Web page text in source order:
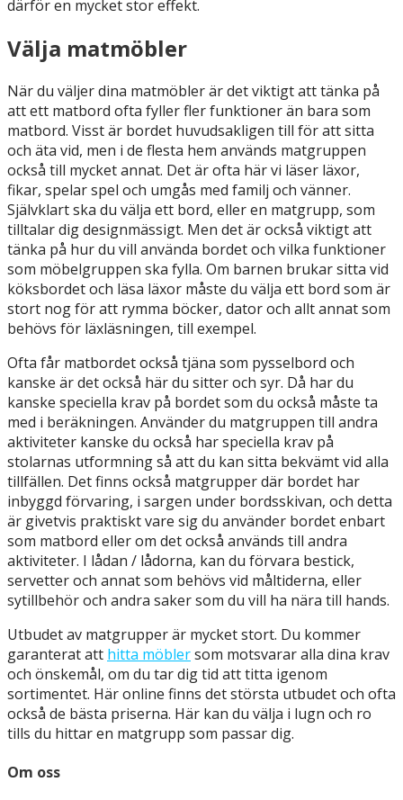
därför en mycket stor effekt.
Välja matmöbler
När du väljer dina matmöbler är det viktigt att tänka på
att ett matbord ofta fyller fler funktioner än bara som
matbord. Visst är bordet huvudsakligen till för att sitta
och äta vid, men i de flesta hem används matgruppen
också till mycket annat. Det är ofta här vi läser läxor,
fikar, spelar spel och umgås med familj och vänner.
Självklart ska du välja ett bord, eller en matgrupp, som
tilltalar dig designmässigt. Men det är också viktigt att
tänka på hur du vill använda bordet och vilka funktioner
som möbelgruppen ska fylla. Om barnen brukar sitta vid
köksbordet och läsa läxor måste du välja ett bord som är
stort nog för att rymma böcker, dator och allt annat som
behövs för läxläsningen, till exempel.
Ofta får matbordet också tjäna som pysselbord och
kanske är det också här du sitter och syr. Då har du
kanske speciella krav på bordet som du också måste ta
med i beräkningen. Använder du matgruppen till andra
aktiviteter kanske du också har speciella krav på
stolarnas utformning så att du kan sitta bekvämt vid alla
tillfällen. Det finns också matgrupper där bordet har
inbyggd förvaring, i sargen under bordsskivan, och detta
är givetvis praktiskt vare sig du använder bordet enbart
som matbord eller om det också används till andra
aktiviteter. I lådan / lådorna, kan du förvara bestick,
servetter och annat som behövs vid måltiderna, eller
sytillbehör och andra saker som du vill ha nära till hands.
Utbudet av matgrupper är mycket stort. Du kommer
garanterat att hitta möblersom motsvarar alla dina krav
och önskemål, om du tar dig tid att titta igenom
sortimentet. Här online finns det största utbudet och ofta
också de bästa priserna. Här kan du välja i lugn och ro
tills du hittar en matgrupp som passar dig.
Om oss